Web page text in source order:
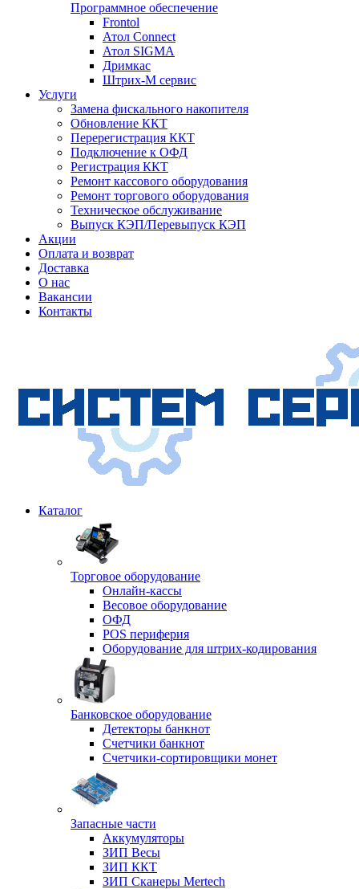
Программное обеспечение
Frontol
Атол Connect
Атол SIGMA
Дримкас
Штрих-М сервис
Услуги
Замена фискального накопителя
Обновление ККТ
Перерегистрация ККТ
Подключение к ОФД
Регистрация ККТ
Ремонт кассового оборудования
Ремонт торгового оборудования
Техническое обслуживание
Выпуск КЭП/Перевыпуск КЭП
Акции
Оплата и возврат
Доставка
О нас
Вакансии
Контакты
Каталог
Торговое оборудование
Онлайн-кассы
Весовое оборудование
ОФД
POS периферия
Оборудование для штрих-кодирования
Банковское оборудование
Детекторы банкнот
Счетчики банкнот
Счетчики-сортировщики монет
Запасные части
Аккумуляторы
ЗИП Весы
ЗИП ККТ
ЗИП Сканеры Mertech